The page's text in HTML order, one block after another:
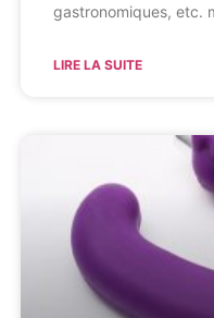
gastronomiques, etc.
LIRE LA SUITE